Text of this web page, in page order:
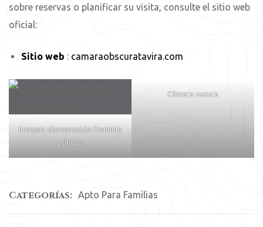
sobre reservas o planificar su visita, consulte el sitio web
oficial:
Sitio web : camaraobscuratavira.com
Imagen: desconocido Dominio
público
Cámara oscura
Categorías: Apto Para Familias